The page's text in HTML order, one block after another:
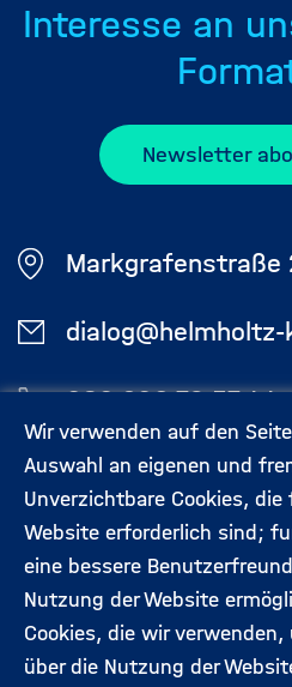
Wir verwenden auf den
Auswahl an eigenen und
Unverzichtbare Cookies,
Website erforderlich sind;
eine bessere
Nutzung der Website
Cookies, die wir
über die Nutzung der
Interesse an
Newsletter
Markgrafenstraße
030 206 79 57 44
Footermenü
(Hauptseite)
Aktuelles
Veranstaltungen
Expert:innen